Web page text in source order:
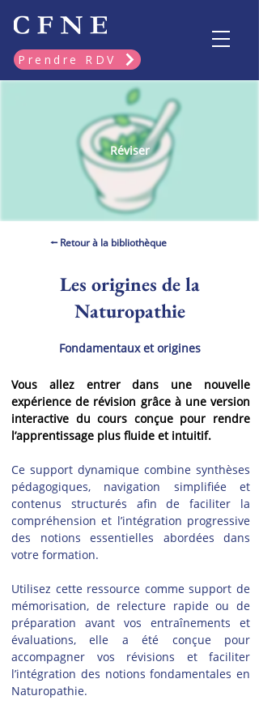
Prendre RDV
Réviser
⭠ Retour à la bibliothèque
Les origines de la
Naturopathie
Fondamentaux et origines
Vous allez entrer dans une nouvelle
expérience de révision grâce à une version
interactive du cours conçue pour rendre
l’apprentissage plus fluide et intuitif.
Ce support dynamique combine synthèses
pédagogiques, navigation simplifiée et
contenus structurés afin de faciliter la
compréhension et l’intégration progressive
des notions essentielles abordées dans
votre formation.
Utilisez cette ressource comme support de
mémorisation, de relecture rapide ou de
préparation avant vos entraînements et
évaluations, elle a été conçue pour
accompagner vos révisions et faciliter
l’intégration des notions fondamentales en
Naturopathie.